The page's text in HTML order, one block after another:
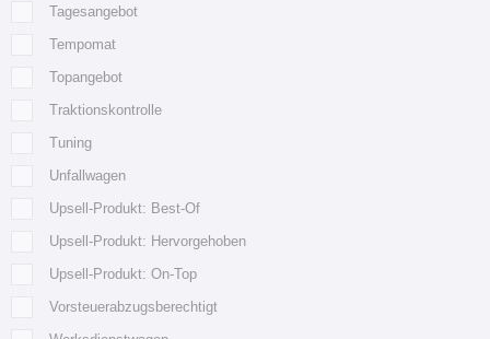
Tagesangebot
Tempomat
Topangebot
Traktionskontrolle
Tuning
Unfallwagen
Upsell-Produkt: Best-Of
Upsell-Produkt: Hervorgehoben
Upsell-Produkt: On-Top
Vorsteuerabzugsberechtigt